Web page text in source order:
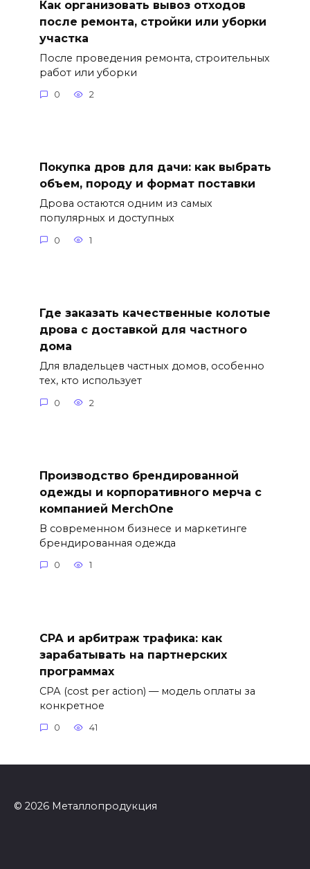
Как организовать вывоз отходов
после ремонта, стройки или уборки
участка
После проведения ремонта, строительных
работ или уборки
0 2
Покупка дров для дачи: как выбрать
объем, породу и формат поставки
Дрова остаются одним из самых
популярных и доступных
0 1
Где заказать качественные колотые
дрова с доставкой для частного
дома
Для владельцев частных домов, особенно
тех, кто использует
0 2
Производство брендированной
одежды и корпоративного мерча с
компанией MerchOne
В современном бизнесе и маркетинге
брендированная одежда
0 1
СРА и арбитраж трафика: как
зарабатывать на партнерских
программах
СРА (cost per action) — модель оплаты за
конкретное
0 41
© 2026 Металлопродукция